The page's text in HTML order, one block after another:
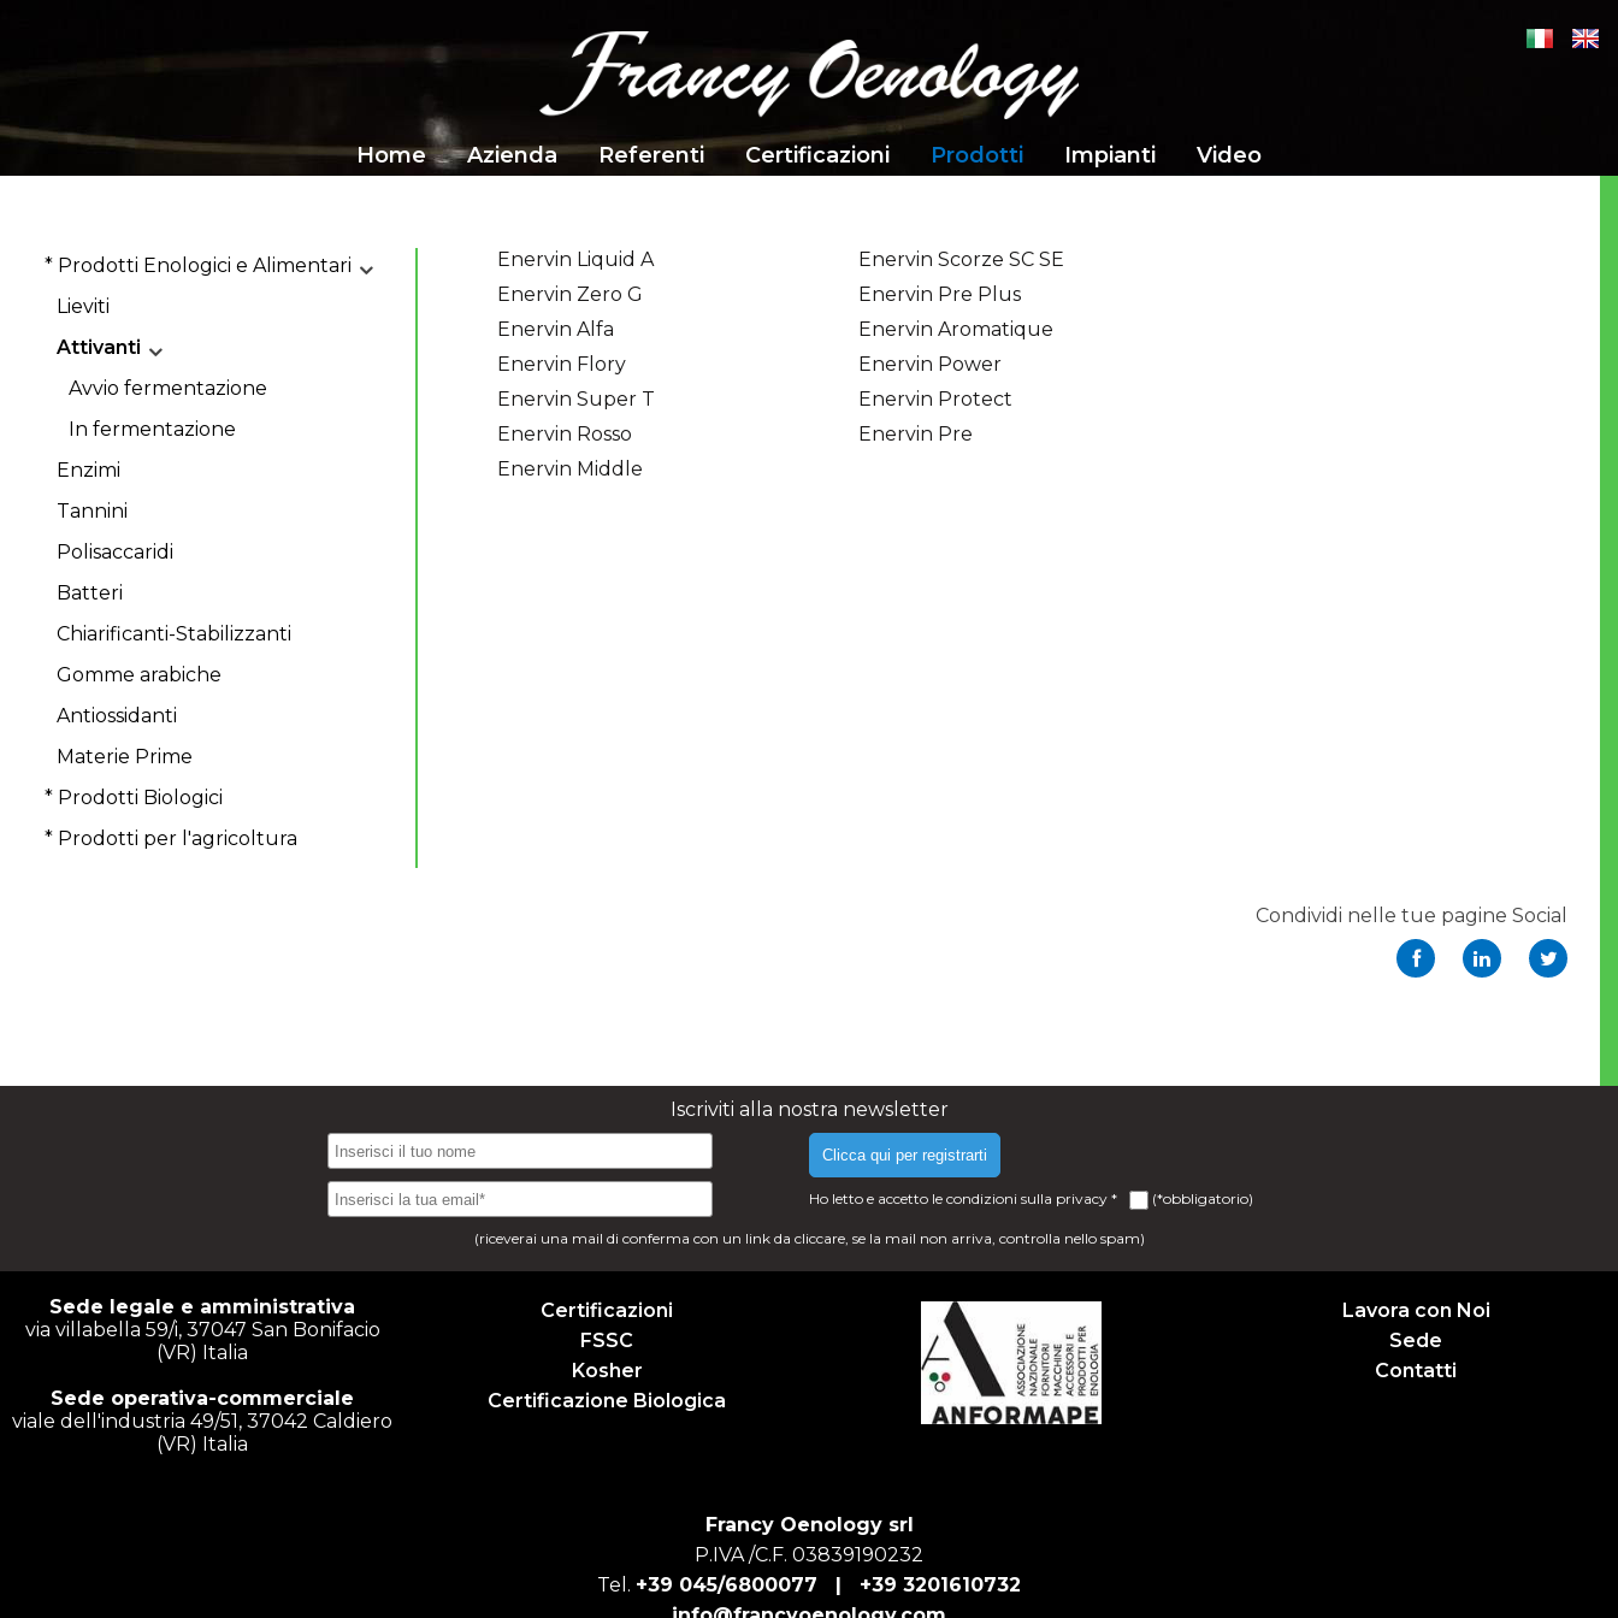
Home Azienda Referenti Certificazioni Prodotti Impianti Video
* Prodotti Enologici e Alimentari
Lieviti
Attivanti
Avvio fermentazione
In fermentazione
Enzimi
Tannini
Polisaccaridi
Batteri
Chiarificanti-Stabilizzanti
Gomme arabiche
Antiossidanti
Materie Prime
* Prodotti Biologici
* Prodotti per l'agricoltura
Enervin Liquid A
Enervin Scorze SC SE
Enervin Zero G
Enervin Pre Plus
Enervin Alfa
Enervin Aromatique
Enervin Flory
Enervin Power
Enervin Super T
Enervin Protect
Enervin Rosso
Enervin Pre
Enervin Middle
Condividi nelle tue pagine Social
Iscriviti alla nostra newsletter
Clicca qui per registrarti
Ho letto e accetto le condizioni sulla privacy * (*obbligatorio)
(riceverai una mail di conferma con un link da cliccare, se la mail non arriva, controlla nello spam)
Sede legale e amministrativa
via villabella 59/i, 37047 San Bonifacio
(VR) Italia
Sede operativa-commerciale
viale dell'industria 49/51, 37042 Caldiero
(VR) Italia
Certificazioni
FSSC
Kosher
Certificazione Biologica
Lavora con Noi
Sede
Contatti
Francy Oenology srl
P.IVA /C.F. 03839190232
Tel. +39 045/6800077 | +39 3201610732